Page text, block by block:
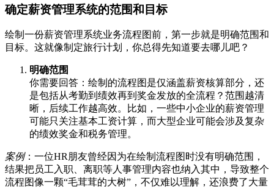
确定薪资管理系统的范围和目标
绘制一份薪资管理系统业务流程图前，第一步就是明确范围和
目标。这就像制定旅行计划，你总得先知道要去哪儿吧？
明确范围
你需要回答：绘制的流程图是仅涵盖薪资核算部分，还
是包括从考勤到绩效再到奖金发放的全流程？范围越清
晰，后续工作越高效。比如，一些中小企业的薪资管理
可能只关注基本工资计算，而大型企业可能会涉及复杂
的绩效奖金和税务管理。
案例：一位HR朋友曾经因为在绘制流程图时没有明确范围，
结果把员工入职、离职等人事管理内容也纳入其中，导致整个
流程图像一颗“毛茸茸的大树”，不仅难以理解，还浪费了大量